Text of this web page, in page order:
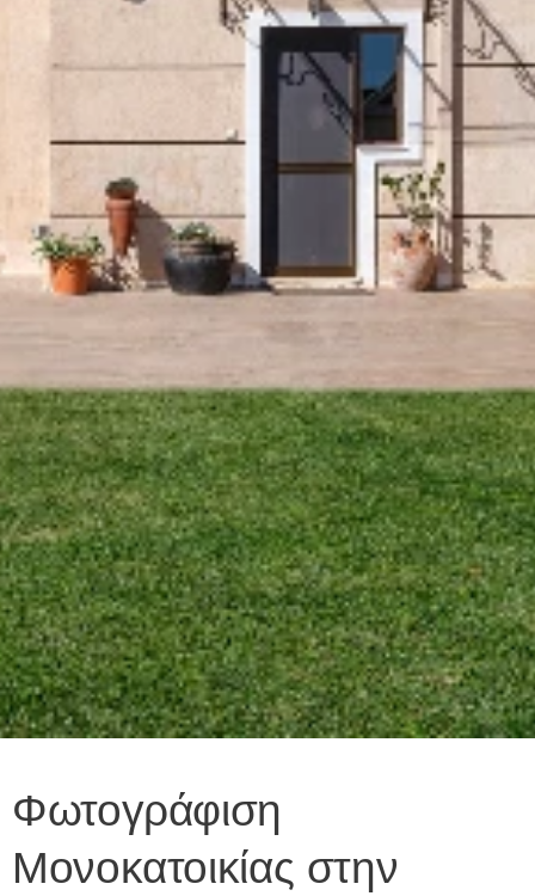
Φωτογράφιση
Μονοκατοικίας στην